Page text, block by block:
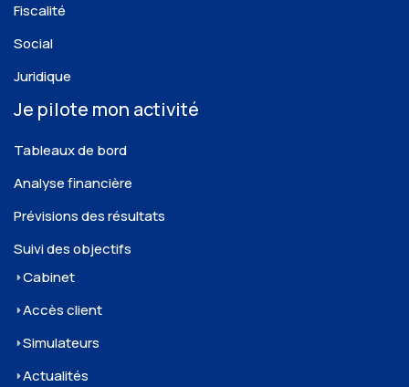
Fiscalité
Social
Juridique
Je pilote mon activité
Tableaux de bord
Analyse financière
Prévisions des résultats
Suivi des objectifs
Cabinet
Accès client
Simulateurs
Actualités